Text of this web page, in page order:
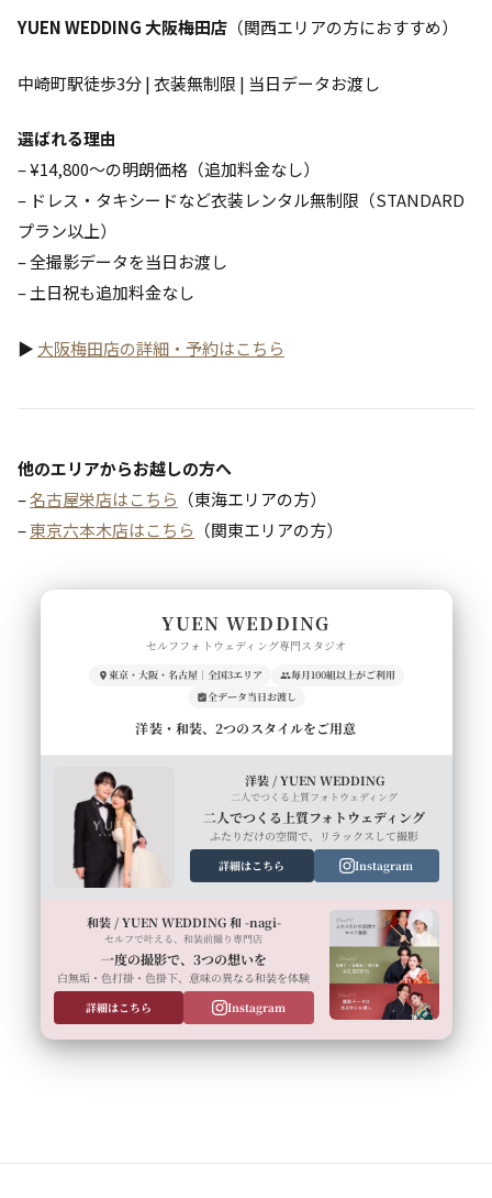
YUEN WEDDING 大阪梅田店 （関西エリアの方におすすめ）
中崎町駅徒歩3分 | 衣装無制限 | 当日データお渡し
選ばれる理由
– ¥14,800〜の明朗価格（追加料金なし）
– ドレス・タキシードなど衣装レンタル無制限（STANDARD
プラン以上）
– 全撮影データを当日お渡し
– 土日祝も追加料金なし
▶ 大阪梅田店の詳細・予約はこちら
他のエリアからお越しの方へ
–名古屋栄店はこちら （東海エリアの方）
–東京六本木店はこちら （関東エリアの方）
YUEN WEDDING
セルフフォトウェディング専門スタジオ
東京・大阪・名古屋｜全国3エリア
毎月100組以上がご利用
全データ当日お渡し
洋装・和装、2つのスタイルをご用意
洋装 / YUEN WEDDING
二人でつくる上質フォトウェディング
二人でつくる上質フォトウェディング
ふたりだけの空間で、リラックスして撮影
詳細はこちら
Instagram
和装 / YUEN WEDDING 和 -nagi-
セルフで叶える、和装前撮り専門店
一度の撮影で、3つの想いを
白無垢・色打掛・色掛下、意味の異なる和装を体験
詳細はこちら
Instagram